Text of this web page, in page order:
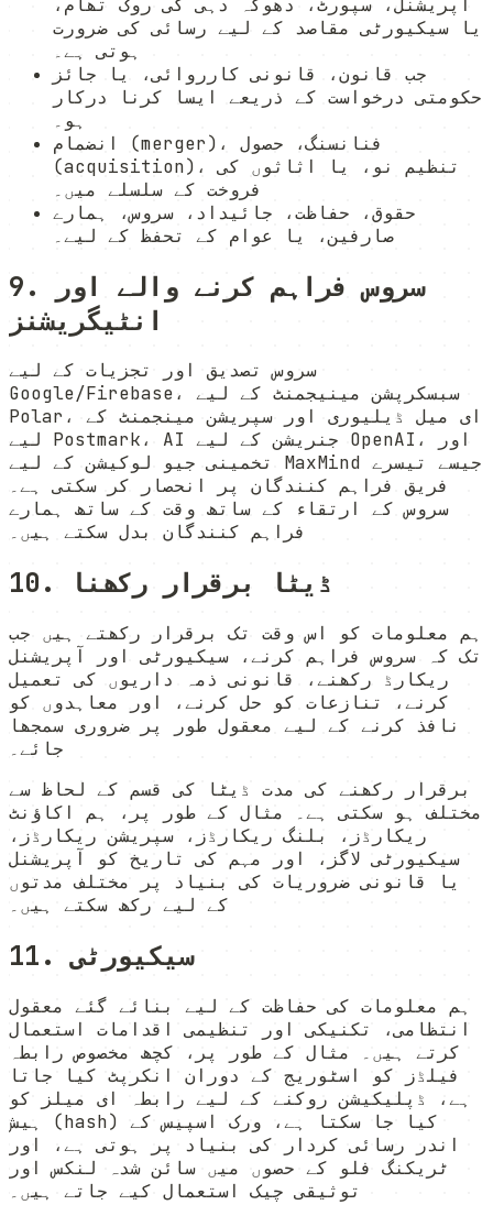
یا سیکیورٹی مقاصد کے لیے رسائی کی ضرورت
ہوتی ہے۔
جب قانون، قانونی کارروائی، یا جائز
حکومتی درخواست کے ذریعے ایسا کرنا درکار
ہو۔
انضمام (merger)، فنانسنگ، حصول
(acquisition)، تنظیم نو، یا اثاثوں کی
فروخت کے سلسلے میں۔
حقوق، حفاظت، جائیداد، سروس، ہمارے
صارفین، یا عوام کے تحفظ کے لیے۔
9. سروس فراہم کرنے والے اور
انٹیگریشنز
سروس تصدیق اور تجزیات کے لیے
Google/Firebase، سبسکرپشن مینیجمنٹ کے لیے
Polar، ای میل ڈیلیوری اور سپریشن مینجمنٹ کے
لیے Postmark، AI جنریشن کے لیے OpenAI، اور
تخمینی جیو لوکیشن کے لیے MaxMind جیسے تیسرے
فریق فراہم کنندگان پر انحصار کر سکتی ہے۔
سروس کے ارتقاء کے ساتھ وقت کے ساتھ ہمارے
فراہم کنندگان بدل سکتے ہیں۔
10. ڈیٹا برقرار رکھنا
ہم معلومات کو اس وقت تک برقرار رکھتے ہیں جب
تک کہ سروس فراہم کرنے، سیکیورٹی اور آپریشنل
ریکارڈ رکھنے، قانونی ذمہ داریوں کی تعمیل
کرنے، تنازعات کو حل کرنے، اور معاہدوں کو
نافذ کرنے کے لیے معقول طور پر ضروری سمجھا
جائے۔
برقرار رکھنے کی مدت ڈیٹا کی قسم کے لحاظ سے
مختلف ہو سکتی ہے۔ مثال کے طور پر، ہم اکاؤنٹ
ریکارڈز، بلنگ ریکارڈز، سپریشن ریکارڈز،
سیکیورٹی لاگز، اور مہم کی تاریخ کو آپریشنل
یا قانونی ضروریات کی بنیاد پر مختلف مدتوں
کے لیے رکھ سکتے ہیں۔
11. سیکیورٹی
ہم معلومات کی حفاظت کے لیے بنائے گئے معقول
انتظامی، تکنیکی اور تنظیمی اقدامات استعمال
کرتے ہیں۔ مثال کے طور پر، کچھ مخصوص رابطہ
فیلڈز کو اسٹوریج کے دوران انکرپٹ کیا جاتا
ہے، ڈپلیکیشن روکنے کے لیے رابطہ ای میلز کو
ہیش (hash) کیا جا سکتا ہے، ورک اسپیس کے
اندر رسائی کردار کی بنیاد پر ہوتی ہے، اور
ٹریکنگ فلو کے حصوں میں سائن شدہ لنکس اور
توثیقی چیک استعمال کیے جاتے ہیں۔